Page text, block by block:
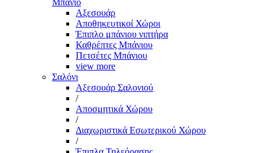
Μπάνιο
Αξεσουάρ
Αποθηκευτικοί Χώροι
Έπιπλο μπάνιου νιπτήρα
Καθρέπτες Μπάνιου
Πετσέτες Μπάνιου
view more
Σαλόνι
Αξεσουάρ Σαλονιού
/
Αποσμητικά Χώρου
/
Διαχωριστικά Εσωτερικού Χώρου
/